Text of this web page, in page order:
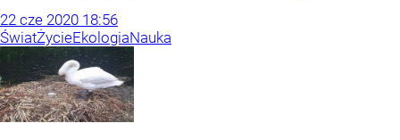
22 cze 2020 18:56
ŚwiatŻycieEkologiaNauka